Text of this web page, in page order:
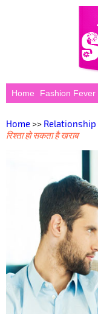
Home Fashion Fever
Home >> Relationship
रिश्ता हो सकता है खराब